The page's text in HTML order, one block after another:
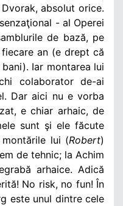
absolut orice.
- al Operei
de bază, pe
an (e drept că
Iar montarea lui
colaborator de-ai
Dar aici nu e vorba
e chiar arhaic, de
sunt şi ele făcute
lui (Robert)
de tehnic; la Achim
arhaice. Adică
No risk, no fun! În
este unul dintre cele